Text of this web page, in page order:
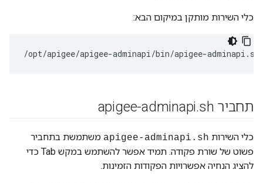
כלי השירות מותקן במיקום הבא:
/opt/apigee/apigee-adminapi/bin/apigee-adminapi.sh
תחביר apigee-adminapi .sh
כלי השירות apigee-adminapi.sh משתמשת בתחביר
פשוט של שורת פקודה. תמיד אפשר להשתמש במקש Tab כדי
להציג הנחיה אפשרויות הפקודות הזמינות.